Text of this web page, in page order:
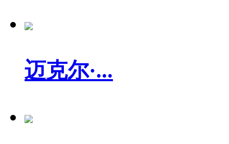
迈克尔·...